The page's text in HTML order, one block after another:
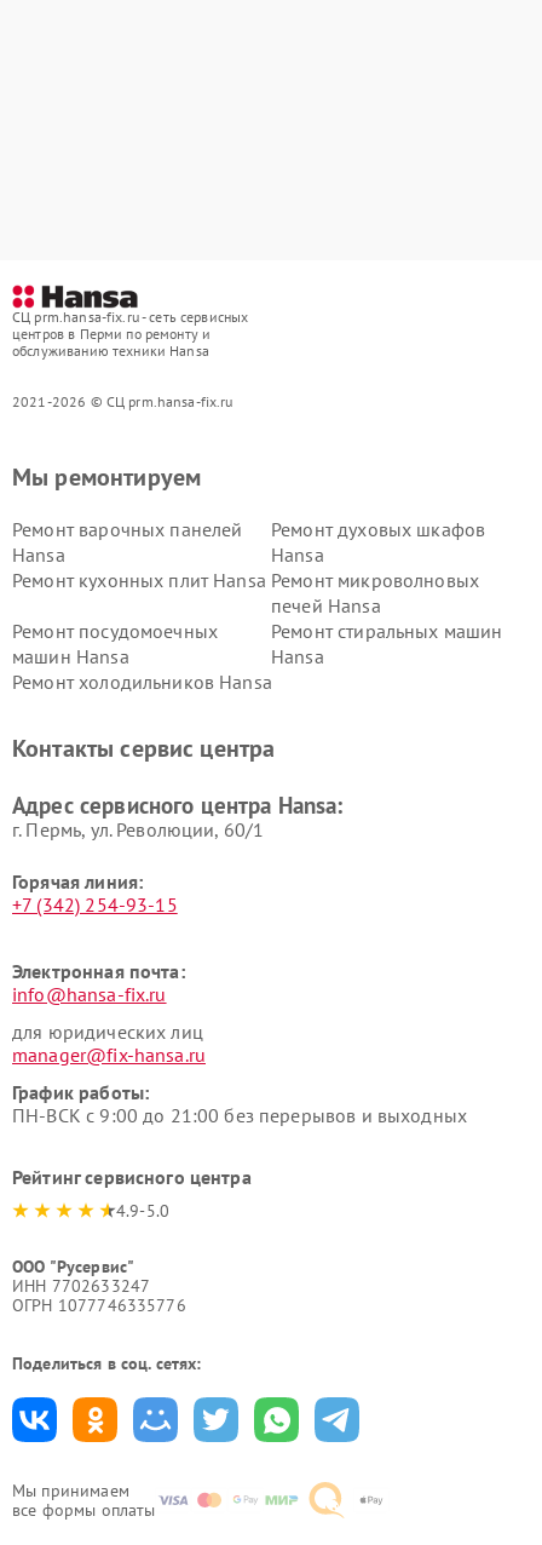
СЦ prm.hansa-fix.ru - сеть сервисных
центров в Перми по ремонту и
обслуживанию техники Hansa
2021-2026 © СЦ prm.hansa-fix.ru
Мы принимаем
все формы оплаты
Мы ремонтируем
Ремонт варочных панелей
Hansa
Ремонт духовых шкафов
Hansa
Ремонт кухонных плит Hansa Ремонт микроволновых
печей Hansa
Ремонт посудомоечных
машин Hansa
Ремонт стиральных машин
Hansa
Ремонт холодильников Hansa
Контакты сервис центра
Адрес сервисного центра Hansa:
г. Пермь, ул. ​Революции, 60/1
Горячая линия:
+7 (342) 254-93-15
Электронная почта:
info@hansa-fix.ru
для юридических лиц
manager@fix-hansa.ru
График работы:
ПН-ВСК с 9:00 до 21:00 без перерывов и выходных
Рейтинг сервисного центра
4.9-5.0
ООО "Русервис"
ИНН 7702633247
ОГРН 1077746335776
Поделиться в соц. сетях: